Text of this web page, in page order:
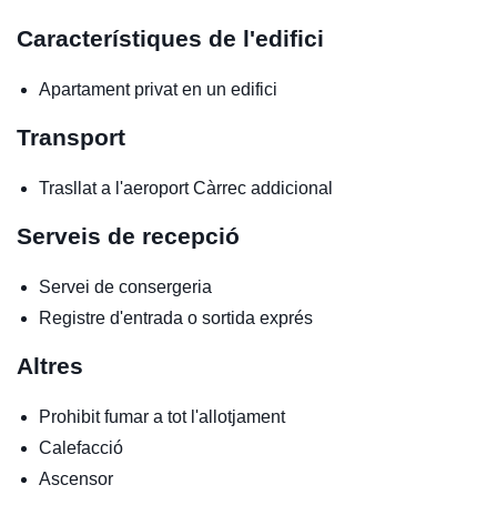
Característiques de l'edifici
Apartament privat en un edifici
Transport
Trasllat a l'aeroportCàrrec addicional
Serveis de recepció
Servei de consergeria
Registre d'entrada o sortida exprés
Altres
Prohibit fumar a tot l'allotjament
Calefacció
Ascensor